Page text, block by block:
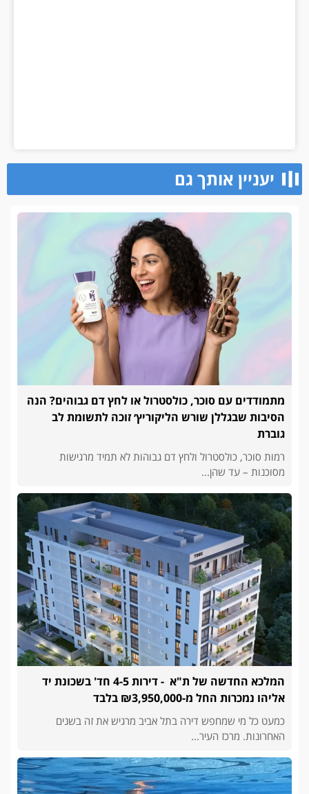
יעניין אותך גם
מתמודדים עם סוכר, כולסטרול או לחץ דם גבוהים? הנה
הסיבות שבגללן שורש הליקוריץ׳ זוכה לתשומת לב
גוברת
רמות סוכר, כולסטרול ולחץ דם גבוהות לא תמיד מרגישות
מסוכנות – עד שהן...
המלכא החדשה של ת"א - דירות 4-5 חד' בשכונת יד
אליהו נמכרות החל מ-₪3,950,000 בלבד
כמעט כל מי שמחפש דירה בתל אביב מרגיש את זה בשנים
האחרונות. מרכז העיר...